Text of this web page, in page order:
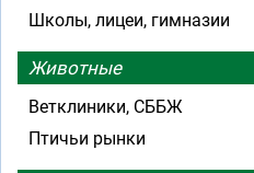
Школы, лицеи, гимназии
Животные
Ветклиники, СББЖ
Птичьи рынки